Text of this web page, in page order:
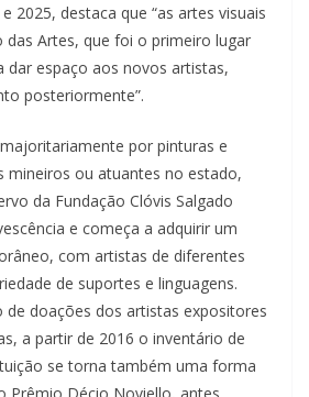
2025, destaca que “as artes visuais
das Artes, que foi o primeiro lugar
dar espaço aos novos artistas,
posteriormente”.
por pinturas e
mineiros ou atuantes no estado,
da Fundação Clóvis Salgado
e começa a adquirir um
com artistas de diferentes
de suportes e linguagens.
doações dos artistas expositores
a partir de 2016 o inventário de
se torna também uma forma